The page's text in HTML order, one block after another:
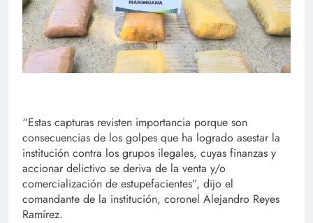
“Estas capturas revisten importancia porque son
consecuencias de los golpes que ha logrado asestar la
institución contra los grupos ilegales, cuyas finanzas y
accionar delictivo se deriva de la venta y/o
comercialización de estupefacientes”, dijo el
comandante de la institución, coronel Alejandro Reyes
Ramírez.